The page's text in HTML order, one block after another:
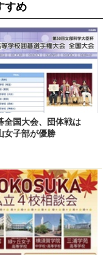
すめ
全国大会、団体戦は
女子部が優勝